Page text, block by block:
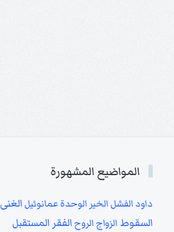
المواضيع المشهورة
داود الفشل الخير الوحدةعمانوئيل الغنى
السقوط الزواج الروح الفقر المستقبل